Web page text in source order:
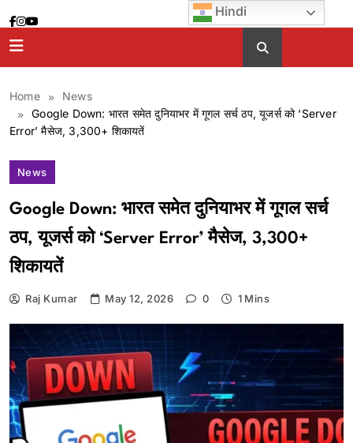
to
content
Home
News
Google Down: भारत समेत दुनियाभर में गूगल सर्च ठप, यूजर्स को ‘Server
Error’ मैसेज, 3,300+ शिकायतें
News
Google Down: भारत समेत दुनियाभर में गूगल सर्च
ठप, यूजर्स को ‘Server Error’ मैसेज, 3,300+
शिकायतें
Raj Kumar May 12, 2026 0 1 Mins
Hindi